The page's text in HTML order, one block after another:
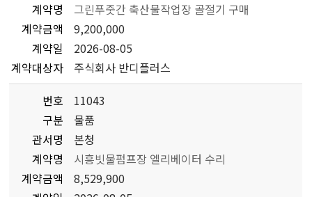
계약명
그린푸줏간 축산물작업장 골절기 구매
계약금액
9,200,000
계약일
2026-08-05
계약대상자
주식회사 반디플러스
번호
11043
구분
물품
관서명
본청
계약명
시흥빗물펌프장 엘리베이터 수리
계약금액
8,529,900